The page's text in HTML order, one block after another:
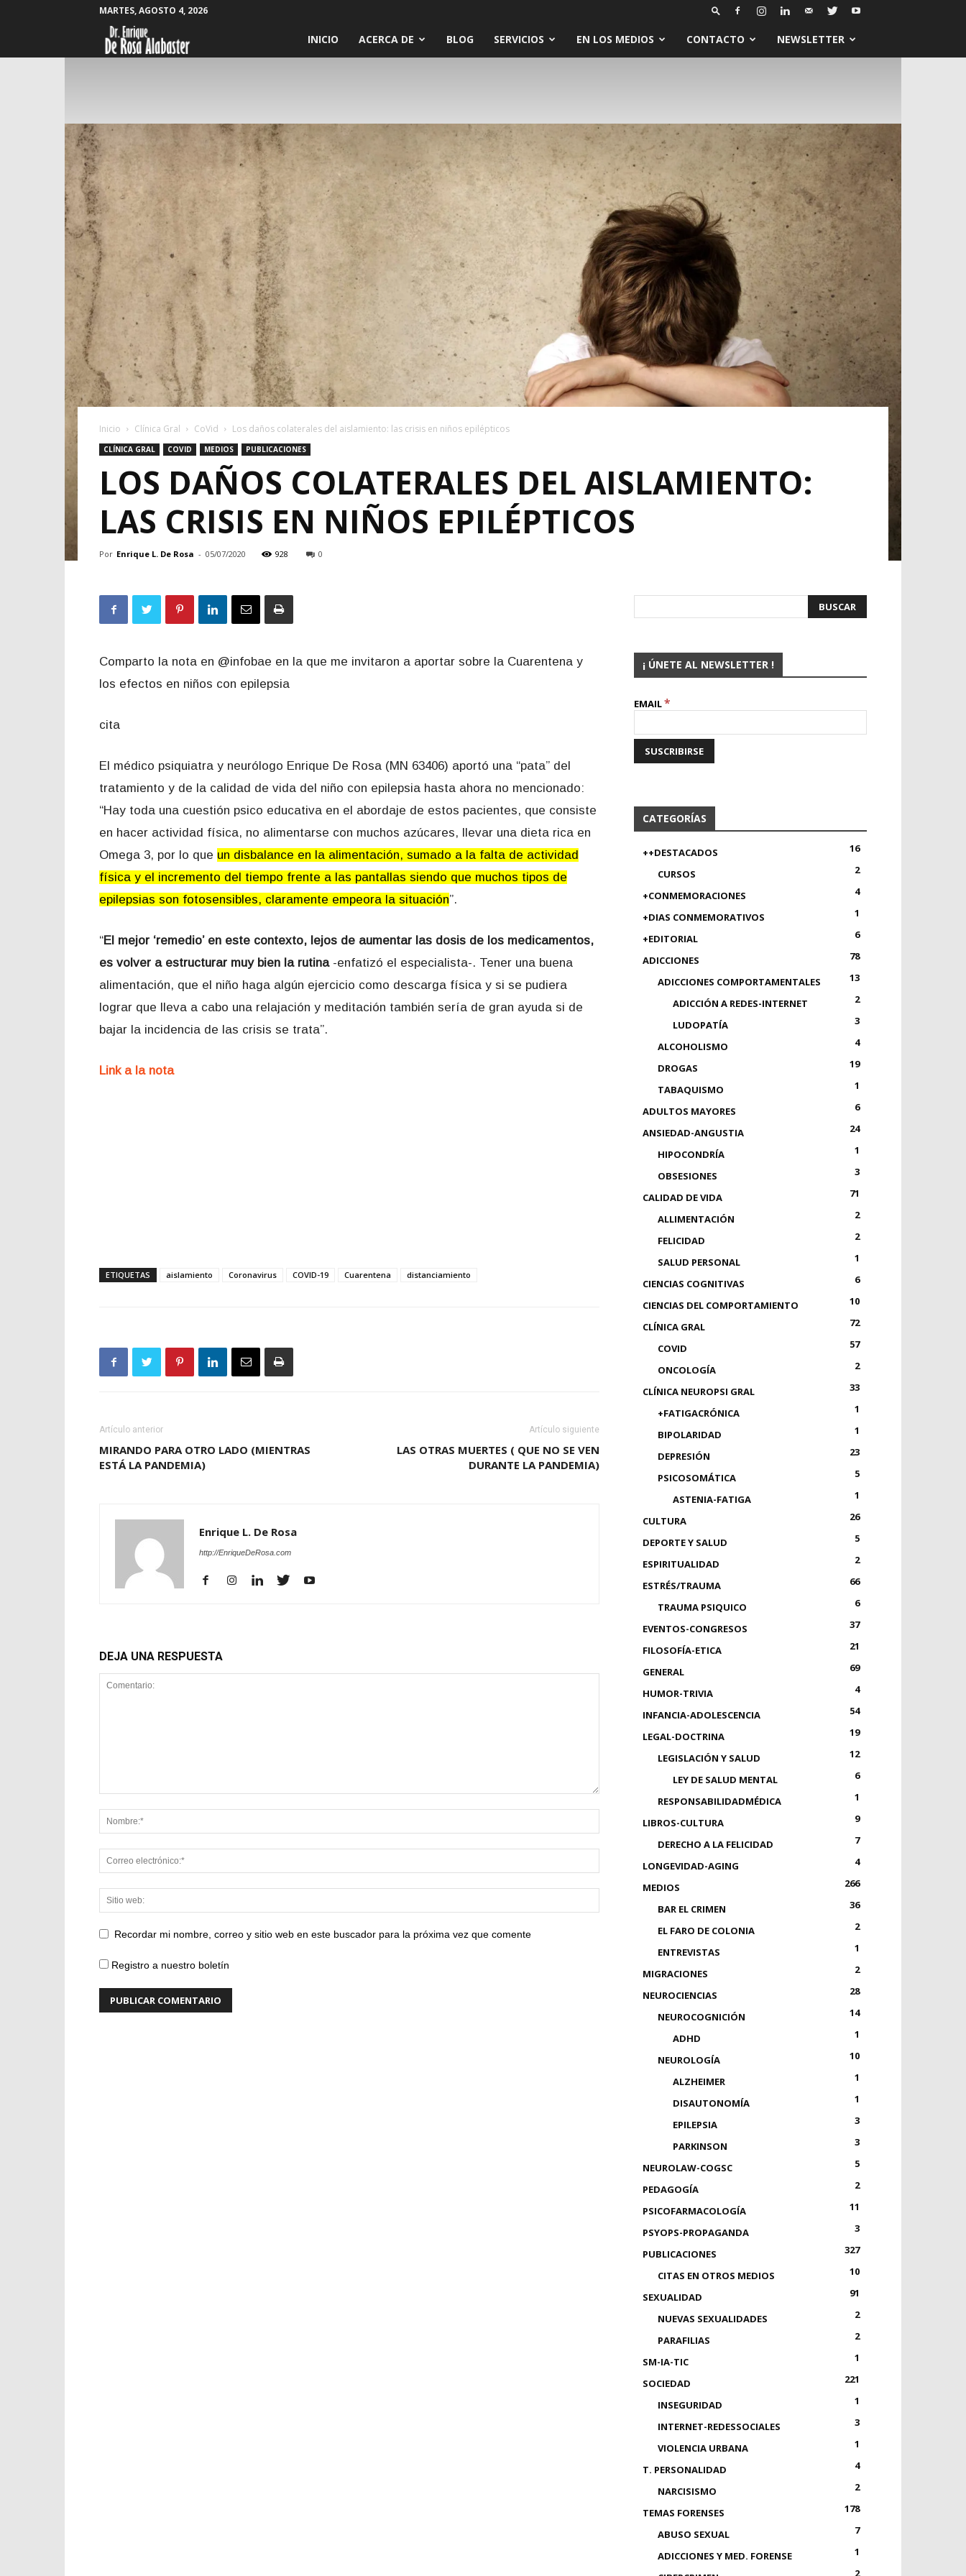
MARTES, AGOSTO 4, 2026
INICIO ACERCA DE BLOG SERVICIOS EN LOS MEDIOS CONTACTO NEWSLETTER
Inicio Clínica Gral CoVid Los daños colaterales del aislamiento: las crisis en niños epilépticos
CLÍNICA GRAL COVID MEDIOS PUBLICACIONES
LOS DAÑOS COLATERALES DEL AISLAMIENTO:
LAS CRISIS EN NIÑOS EPILÉPTICOS
Por Enrique L. De Rosa - 05/07/2020 928 0
Comparto la nota en @infobae en la que me invitaron a aportar sobre la Cuarentena y
los efectos en niños con epilepsia
cita
El médico psiquiatra y neurólogo Enrique De Rosa (MN 63406) aportó una “pata” del
tratamiento y de la calidad de vida del niño con epilepsia hasta ahora no mencionado:
“Hay toda una cuestión psico educativa en el abordaje de estos pacientes, que consiste
en hacer actividad física, no alimentarse con muchos azúcares, llevar una dieta rica en
Omega 3, por lo que un disbalance en la alimentación, sumado a la falta de actividad
física y el incremento del tiempo frente a las pantallas siendo que muchos tipos de
epilepsias son fotosensibles, claramente empeora la situación”.
“El mejor ‘remedio’ en este contexto, lejos de aumentar las dosis de los medicamentos,
es volver a estructurar muy bien la rutina -enfatizó el especialista-. Tener una buena
alimentación, que el niño haga algún ejercicio como descarga física y si se pudiera
lograr que lleva a cabo una relajación y meditación también sería de gran ayuda si de
bajar la incidencia de las crisis se trata”.
Link a la nota
ETIQUETAS aislamiento Coronavirus COVID-19 Cuarentena distanciamiento
Artículo anterior
MIRANDO PARA OTRO LADO (MIENTRAS
ESTÁ LA PANDEMIA)
Artículo siguiente
LAS OTRAS MUERTES ( QUE NO SE VEN
DURANTE LA PANDEMIA)
Enrique L. De Rosa
http://EnriqueDeRosa.com
DEJA UNA RESPUESTA
Recordar mi nombre, correo y sitio web en este buscador para la próxima vez que comente
Registro a nuestro boletín
¡ ÚNETE AL NEWSLETTER !
EMAIL*
CATEGORÍAS
++DESTACADOS
16
CURSOS
2
+CONMEMORACIONES
4
+DIAS CONMEMORATIVOS
1
+EDITORIAL
6
ADICCIONES
78
ADICCIONES COMPORTAMENTALES
13
ADICCIÓN A REDES-INTERNET
2
LUDOPATÍA
3
ALCOHOLISMO
4
DROGAS
19
TABAQUISMO
1
ADULTOS MAYORES
6
ANSIEDAD-ANGUSTIA
24
HIPOCONDRÍA
1
OBSESIONES
3
CALIDAD DE VIDA
71
ALLIMENTACIÓN
2
FELICIDAD
2
SALUD PERSONAL
1
CIENCIAS COGNITIVAS
6
CIENCIAS DEL COMPORTAMIENTO
10
CLÍNICA GRAL
72
COVID
57
ONCOLOGÍA
2
CLÍNICA NEUROPSI GRAL
33
+FATIGACRÓNICA
1
BIPOLARIDAD
1
DEPRESIÓN
23
PSICOSOMÁTICA
5
ASTENIA-FATIGA
1
CULTURA
26
DEPORTE Y SALUD
5
ESPIRITUALIDAD
2
ESTRÉS/TRAUMA
66
TRAUMA PSIQUICO
6
EVENTOS-CONGRESOS
37
FILOSOFÍA-ETICA
21
GENERAL
69
HUMOR-TRIVIA
4
INFANCIA-ADOLESCENCIA
54
LEGAL-DOCTRINA
19
LEGISLACIÓN Y SALUD
12
LEY DE SALUD MENTAL
6
RESPONSABILIDADMÉDICA
1
LIBROS-CULTURA
9
DERECHO A LA FELICIDAD
7
LONGEVIDAD-AGING
4
MEDIOS
266
BAR EL CRIMEN
36
EL FARO DE COLONIA
2
ENTREVISTAS
1
MIGRACIONES
2
NEUROCIENCIAS
28
NEUROCOGNICIÓN
14
ADHD
1
NEUROLOGÍA
10
ALZHEIMER
1
DISAUTONOMÍA
1
EPILEPSIA
3
PARKINSON
3
NEUROLAW-COGSC
5
PEDAGOGÍA
2
PSICOFARMACOLOGÍA
11
PSYOPS-PROPAGANDA
3
PUBLICACIONES
327
CITAS EN OTROS MEDIOS
10
SEXUALIDAD
91
NUEVAS SEXUALIDADES
2
PARAFILIAS
2
SM-IA-TIC
1
SOCIEDAD
221
INSEGURIDAD
1
INTERNET-REDESSOCIALES
3
VIOLENCIA URBANA
1
T. PERSONALIDAD
4
NARCISISMO
2
TEMAS FORENSES
178
ABUSO SEXUAL
7
ADICCIONES Y MED. FORENSE
1
2